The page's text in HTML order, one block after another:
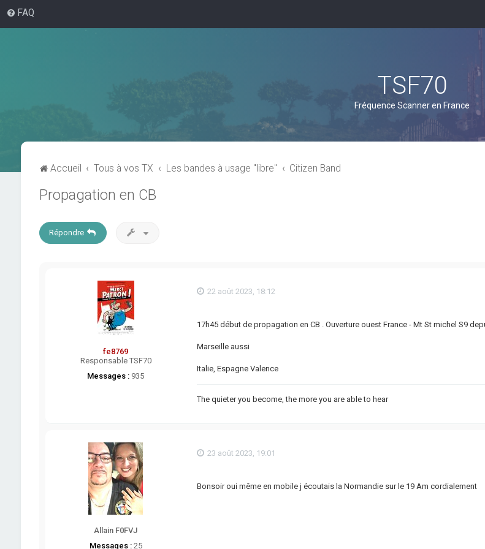
FAQ
TSF70
Fréquence Scanner en France
Accueil Tous à vos TX Les bandes à usage "libre" Citizen Band
Propagation en CB
Répondre
fe8769
Responsable TSF70
Messages : 935
22 août 2023, 18:12
17h45 début de propagation en CB . Ouverture ouest France - Mt St michel S9
Marseille aussi
Italie, Espagne Valence
The quieter you become, the more you are able to hear
Allain F0FVJ
Messages :25
23 août 2023, 19:01
Bonsoir oui même en mobile j écoutais la Normandie sur le 19 Am cordialement